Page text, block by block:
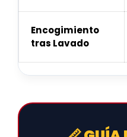
Encogimiento
tras Lavado